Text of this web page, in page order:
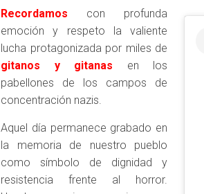
Recordamos con profunda
emoción y respeto la valiente
lucha protagonizada por miles de
gitanos y gitanas en los
pabellones de los campos de
concentración nazis.
Aquel día permanece grabado en
la memoria de nuestro pueblo
como símbolo de dignidad y
resistencia frente al horror.